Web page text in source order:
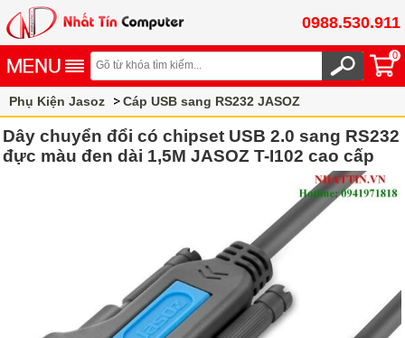
0988.530.911
0
Phụ Kiện Jasoz Cáp USB sang RS232 JASOZ
Dây chuyển đổi có chipset USB 2.0 sang RS232
đực màu đen dài 1,5M JASOZ T-I102 cao cấp